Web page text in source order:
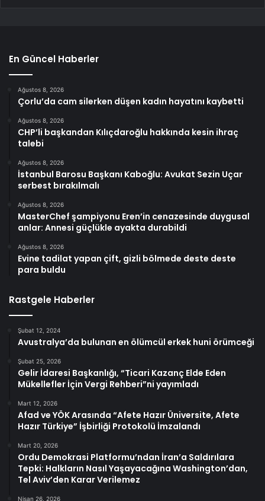
En Güncel Haberler
Ağustos 8, 2026
Çorlu’da cam silerken düşen kadın hayatını kaybetti
Ağustos 8, 2026
CHP’li başkandan Kılıçdaroğlu hakkında kesin ihraç
talebi
Ağustos 8, 2026
İstanbul Barosu Başkanı Kaboğlu: Avukat Sezin Uçar
serbest bırakılmalı
Ağustos 8, 2026
MasterChef şampiyonu Eren’in cenazesinde duygusal
anlar: Annesi güçlükle ayakta durabildi
Ağustos 8, 2026
Evine tadilat yapan çift, gizli bölmede deste deste
para buldu
Rastgele Haberler
Şubat 12, 2024
Avustralya’da bulunan en ölümcül erkek huni örümceği
Şubat 25, 2026
Gelir İdaresi Başkanlığı, “Ticari Kazanç Elde Eden
Mükellefler İçin Vergi Rehberi”ni yayımladı
Mart 12, 2026
Afad ve YÖK Arasında “Afete Hazır Üniversite, Afete
Hazır Türkiye” İşbirliği Protokolü İmzalandı
Mart 20, 2026
Ordu Demokrasi Platformu’ndan İran’a Saldırılara
Tepki: Halkların Nasıl Yaşayacağına Washington’dan,
Tel Aviv’den Karar Verilemez
Nisan 26, 2026